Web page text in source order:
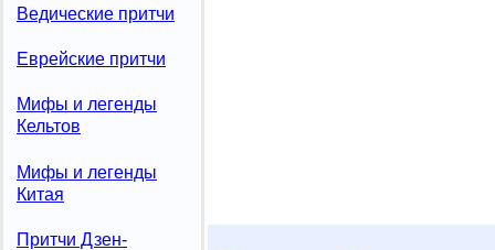
Ведические притчи
Еврейские притчи
Мифы и легенды
Кельтов
Мифы и легенды
Китая
Притчи Дзен-